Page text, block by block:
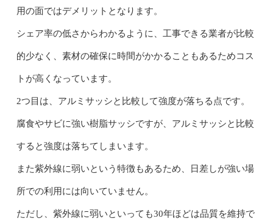
用の面ではデメリットとなります。
シェア率の低さからわかるように、工事できる業者が比較
的少なく、素材の確保に時間がかかることもあるためコス
トが高くなっています。
2つ目は、アルミサッシと比較して強度が落ちる点です。
腐食やサビに強い樹脂サッシですが、アルミサッシと比較
すると強度は落ちてしまいます。
また紫外線に弱いという特徴もあるため、日差しが強い場
所での利用には向いていません。
ただし、紫外線に弱いといっても30年ほどは品質を維持で